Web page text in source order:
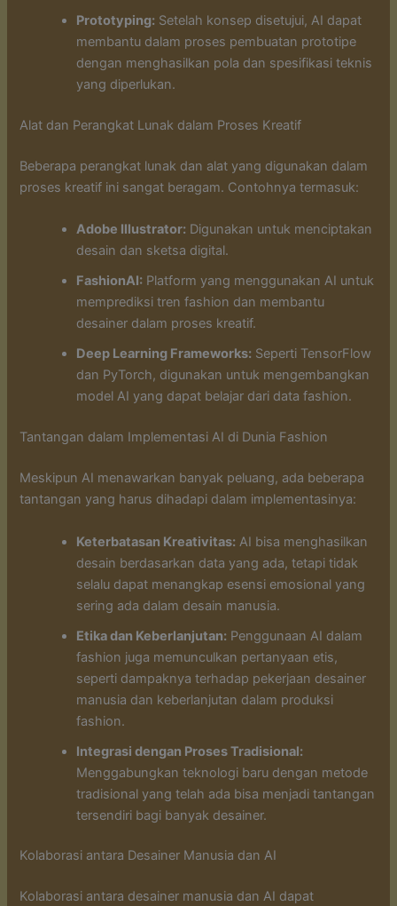
Prototyping: Setelah konsep disetujui, AI dapat
membantu dalam proses pembuatan prototipe
dengan menghasilkan pola dan spesifikasi teknis
yang diperlukan.
Alat dan Perangkat Lunak dalam Proses Kreatif
Beberapa perangkat lunak dan alat yang digunakan dalam
proses kreatif ini sangat beragam. Contohnya termasuk:
Adobe Illustrator: Digunakan untuk menciptakan
desain dan sketsa digital.
FashionAI: Platform yang menggunakan AI untuk
memprediksi tren fashion dan membantu
desainer dalam proses kreatif.
Deep Learning Frameworks: Seperti TensorFlow
dan PyTorch, digunakan untuk mengembangkan
model AI yang dapat belajar dari data fashion.
Tantangan dalam Implementasi AI di Dunia Fashion
Meskipun AI menawarkan banyak peluang, ada beberapa
tantangan yang harus dihadapi dalam implementasinya:
Keterbatasan Kreativitas: AI bisa menghasilkan
desain berdasarkan data yang ada, tetapi tidak
selalu dapat menangkap esensi emosional yang
sering ada dalam desain manusia.
Etika dan Keberlanjutan: Penggunaan AI dalam
fashion juga memunculkan pertanyaan etis,
seperti dampaknya terhadap pekerjaan desainer
manusia dan keberlanjutan dalam produksi
fashion.
Integrasi dengan Proses Tradisional:
Menggabungkan teknologi baru dengan metode
tradisional yang telah ada bisa menjadi tantangan
tersendiri bagi banyak desainer.
Kolaborasi antara Desainer Manusia dan AI
Kolaborasi antara desainer manusia dan AI dapat